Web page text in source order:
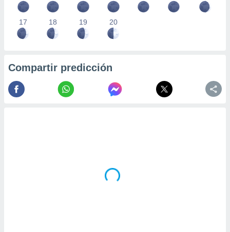
17 18 19 20
Compartir predicción